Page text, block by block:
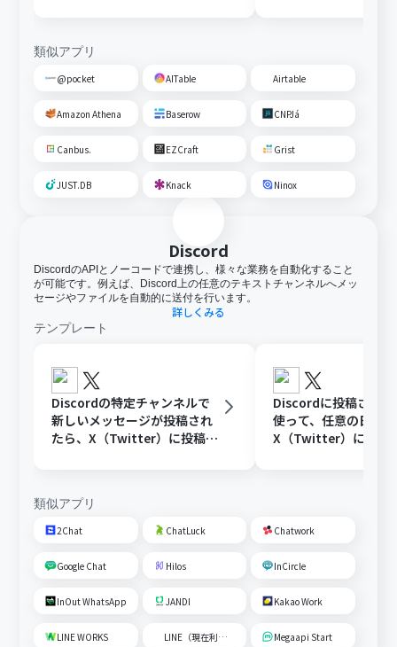
類似アプリ
@pocket AITable Airtable
Amazon Athena Baserow CNPJá
Canbus. EZCraft Grist
JUST.DB Knack Ninox
Discord
DiscordのAPIとノーコードで連携し、様々な業務を自動化すること
が可能です。例えば、Discord上の任意のテキストチャンネルへメッ
セージやファイルを自動的に送付を行います。
詳しくみる
テンプレート
Discordの特定チャンネルで
新しいメッセージが投稿され
たら、X（Twitter）に投稿す
Discordに投稿され
使って、任意の日時に
X（Twitter）に投稿
類似アプリ
2Chat ChatLuck Chatwork
Google Chat Hilos InCircle
InOut WhatsApp JANDI Kakao Work
LINE WORKS LINE（現在利用不可） Megaapi Start